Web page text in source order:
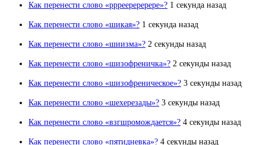
Как перенести слово «ррреереререре»? 1 секунда назад
Как перенести слово «шикая»? 1 секунда назад
Как перенести слово «шиизма»? 2 секунды назад
Как перенести слово «шизофреничка»? 2 секунды назад
Как перенести слово «шизофреническое»? 3 секунды назад
Как перенести слово «шехерезады»? 3 секунды назад
Как перенести слово «взгшромождается»? 4 секунды назад
Как перенести слово «пятидневка»? 4 секунды назад